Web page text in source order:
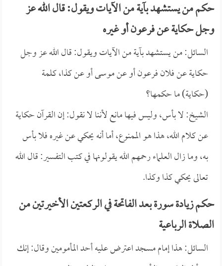
حكم من يستشهد بآية من الآيات ويقول: قال الله عز
وجل حكاية عن فرعون أو غيره
السائل: من يستشهد بآية من الآيات ويقول: قال الله عز وجل
حكاية عن فلان فرعون أو عن موسى أو عن كذا، كلمة
(حكاية) ما حكمها؟
الشيخ: لا بأس، وليس فيها مانع لأننا لا نقول: إن القرآن حكاية
عن كلام الله، هذا هو الممنوع، أما أنه يحكي عن غيره فلا بأس
به، وما زال العلماء رحمهم الله يقولونها في كتب التفسير: قال الله
تعالى يحكي كذا وكذا.
حكم زيادة سورة بعد الفاتحة في الركعتين الأخيرتين من
الصلاة الرباعية
السائل: هذا إمام مسجد اعترض عليه أحد المأمومين وقال: إنك